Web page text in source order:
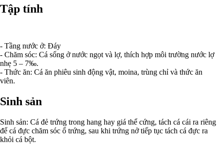
Tập tính
- Tầng nước ở: Đáy
- Chăm sóc: Cá sống ở nước ngọt và lợ, thích hợp môi trường nước lợ
nhẹ 5 – 7‰.
- Thức ăn: Cá ăn phiêu sinh động vật, moina, trùng chỉ và thức ăn
viên.
Sinh sản
Sinh sản: Cá đẻ trứng trong hang hay giá thể cứng, tách cá cái ra riêng
để cá đực chăm sóc ổ trứng, sau khi trứng nở tiếp tục tách cá đực ra
khỏi cá bột.